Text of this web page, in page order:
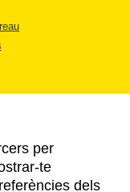
per
te
dels